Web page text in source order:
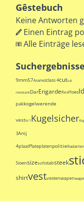
Gêstebuch
Keine Antworten
Einen Eintrag
Alle Einträge
Suchergebnisse
9mm57Aramidclass 4cutcut
resistantDarEngardeflexHoesId
pakkogelwerende
vestkr1 Kugelsicher
3Anij
4plaatPlateplatenpolitieRadar
Sioensizesoftstabsteek
shirtvestvestenwapen